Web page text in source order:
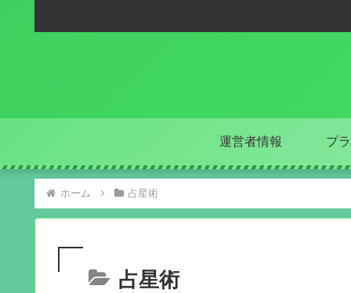
運営者情報 プ
ホーム 占星術
占星術